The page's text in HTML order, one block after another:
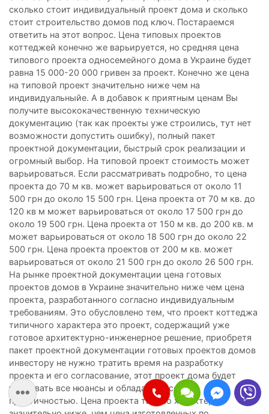
сколько стоит индивидуальный проект дома и сколько
стоит строительство домов под ключ. Постараемся
ответить на этот вопрос. Цена типовых проектов
коттеджей конечно же варьируется, но средняя цена
типового проекта односемейного дома в Украине будет
равна 15 000-20 000 гривен за проект. Конечно же цена
на типовой проект значительно ниже чем на
индивидуальныйe. А в добавок к приятным ценам Вы
получите высококачественную техническую
документацию (так как проекты уже строились, тут нет
возможности допустить ошибку), полный пакет
проектной документации, быстрый срок реализации и
огромный выбор. На типовой проект стоимость может
варьироваться. Если рассматривать подробно, то цена
проекта до 70 м кв. может варьироваться от около 11
500 грн до около 15 500 грн. Цена проекта от 70 м кв. до
120 кв м может варьироваться от около 17 500 грн до
около 19 500 грн. Цена проекта от 150 м кв. до 200 кв. м
может варьироваться от около 18 500 грн до около 22
500 грн. Цена проекта проектов от 200 м кв. может
варьироваться от около 21 500 грн до около 26 500 грн.
На рынке проектной документации цена готовых
проектов домов в Украине значительно ниже чем цена
проекта, разработанного согласно индивидуальным
требованиям. Это обусловлено тем, что проект коттеджа
типичного характера это проект, содержащий уже
готовое архитектурно-инженерное решение, приобретя
пакет проектной документации готовых проектов домов
инвестору не нужно тратить время на разработку
проекта и его согласование, этот проект дома будет
учитывать все нюансы и обладать высокой
практичностью. Цена проекта типово характера